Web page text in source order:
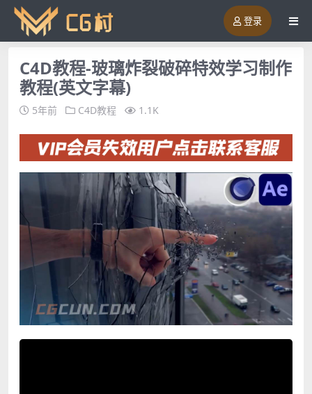
登录
C4D教程-玻璃炸裂破碎特效学习制作
教程(英文字幕)
5年前 C4D教程 1.1K